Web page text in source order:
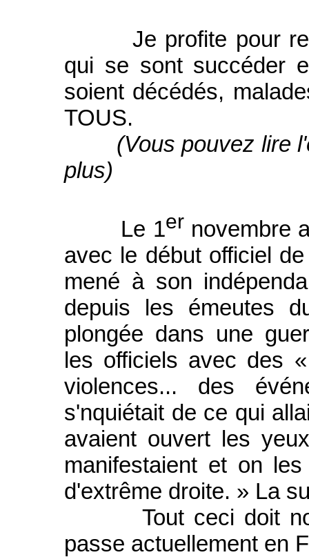
Je profite pour
qui se sont succéder
soient décédés,
TOUS.
(Vous pouvez lire
plus)
Le 1er novembre
avec le début officiel
mené à son
depuis les émeutes
plongée dans une
les officiels avec des
violences... des
s'nquiétait de ce qui
avaient ouvert les
manifestaient et on
d'extrême droite. » La
Tout ceci doit
passe actuellement en